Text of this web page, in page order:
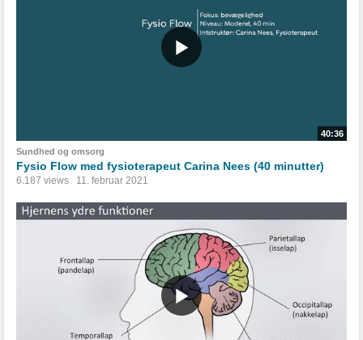
40:36
Sundhed og omsorg
Fysio Flow med fysioterapeut Carina Nees (40 minutter)
6.187 views 11. februar 2021